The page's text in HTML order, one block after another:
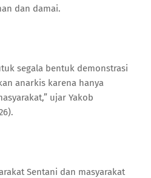
dan damai.
segala bentuk demonstrasi
anarkis karena hanya
ujar Yakob
Sentani dan masyarakat